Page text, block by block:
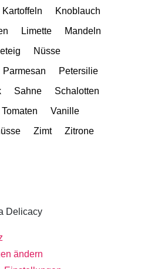
Kartoffeln
Knoblauch
Limette
Mandeln
Nüsse
Parmesan
Petersilie
Sahne
Schalotten
Tomaten
Vanille
Zimt
Zitrone
Delicacy
ändern